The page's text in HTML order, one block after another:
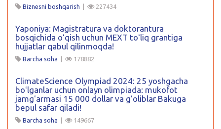
Biznesni boshqarish | 227434
Yaponiya: Magistratura va doktorantura
bosqichida oʻqish uchun MEXT toʻliq grantiga
hujjatlar qabul qilinmoqda!
Barcha soha | 178882
ClimateScience Olympiad 2024: 25 yoshgacha
boʻlganlar uchun onlayn olimpiada: mukofot
jamgʻarmasi 15 000 dollar va gʻoliblar Bakuga
bepul safar qiladi!
Barcha soha | 149667